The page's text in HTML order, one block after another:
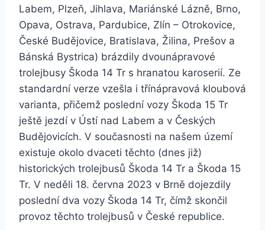
Labem, Plzeň, Jihlava, Mariánské Lázně, Brno,
Opava, Ostrava, Pardubice, Zlín – Otrokovice,
České Budějovice, Bratislava, Žilina, Prešov a
Bánská Bystrica) brázdily dvounápravové
trolejbusy Škoda 14 Tr s hranatou karoserií. Ze
standardní verze vzešla i třínápravová kloubová
varianta, přičemž poslední vozy Škoda 15 Tr
ještě jezdí v Ústí nad Labem a v Českých
Budějovicích. V současnosti na našem území
existuje okolo dvaceti těchto (dnes již)
historických trolejbusů Škoda 14 Tr a Škoda 15
Tr. V neděli 18. června 2023 v Brně dojezdily
poslední dva vozy Škoda 14 Tr, čímž skončil
provoz těchto trolejbusů v České republice.